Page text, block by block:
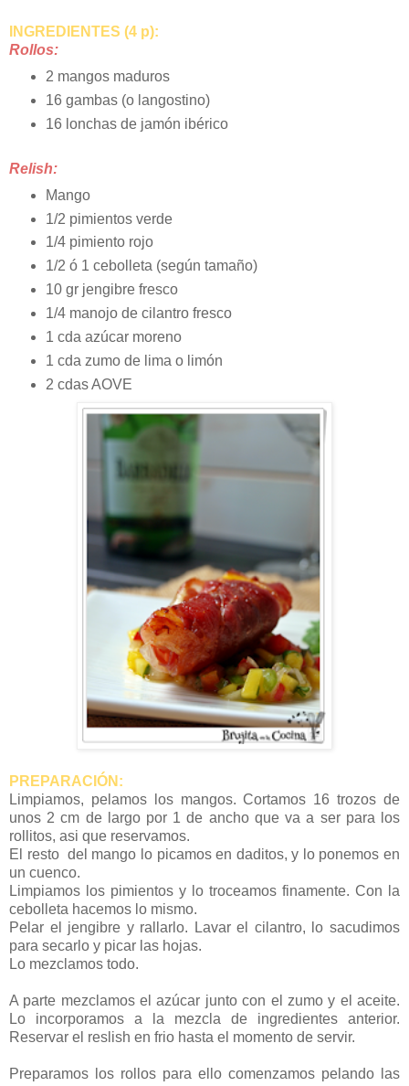
INGREDIENTES (4 p):
Rollos:
2 mangos maduros
16 gambas (o langostino)
16 lonchas de jamón ibérico
Relish:
Mango
1/2 pimientos verde
1/4 pimiento rojo
1/2 ó 1 cebolleta (según tamaño)
10 gr jengibre fresco
1/4 manojo de cilantro fresco
1 cda azúcar moreno
1 cda zumo de lima o limón
2 cdas AOVE
PREPARACIÓN:
Limpiamos, pelamos los mangos. Cortamos 16 trozos de
unos 2 cm de largo por 1 de ancho que va a ser para los
rollitos, asi que reservamos.
El resto del mango lo picamos en daditos, y lo ponemos en
un cuenco.
Limpiamos los pimientos y lo troceamos finamente. Con la
cebolleta hacemos lo mismo.
Pelar el jengibre y rallarlo. Lavar el cilantro, lo sacudimos
para secarlo y picar las hojas.
Lo mezclamos todo.
A parte mezclamos el azúcar junto con el zumo y el aceite.
Lo incorporamos a la mezcla de ingredientes anterior.
Reservar el reslish en frio hasta el momento de servir.
Preparamos los rollos para ello comenzamos pelando las